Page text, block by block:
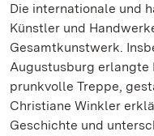
Die internationale und
Künstler und
Gesamtkunstwerk.
Augustusburg erlangte
prunkvolle Treppe,
Christiane Winkler
Geschichte und